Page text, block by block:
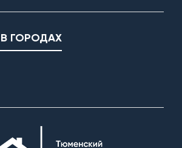
внутренних перегородок
ГОРОДАХ